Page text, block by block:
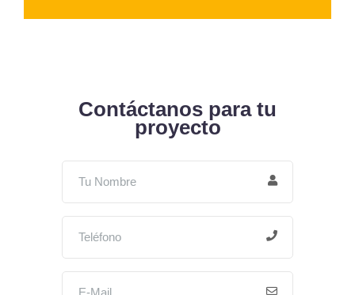
Contáctanos para tu
proyecto